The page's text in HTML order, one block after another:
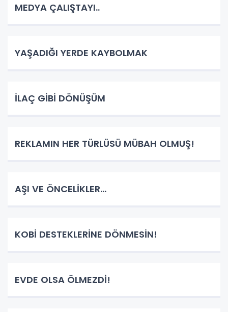
MEDYA ÇALIŞTAYI..
YAŞADIĞI YERDE KAYBOLMAK
İLAÇ GİBİ DÖNÜŞÜM
REKLAMIN HER TÜRLÜSÜ MÜBAH OLMUŞ!
AŞI VE ÖNCELİKLER...
KOBİ DESTEKLERİNE DÖNMESİN!
EVDE OLSA ÖLMEZDİ!